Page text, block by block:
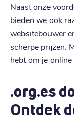
Naast onze
bieden we ook
websitebouwer
scherpe prijzen.
hebt om je
.org.es
Ontdek